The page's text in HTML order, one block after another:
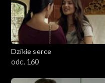
Dzikie serce
odc. 160